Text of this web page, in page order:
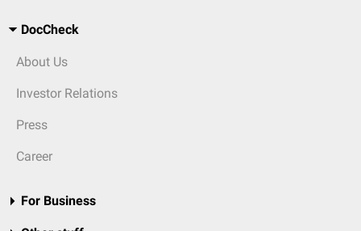
DocCheck
About Us
Investor Relations
Press
Career
For Business